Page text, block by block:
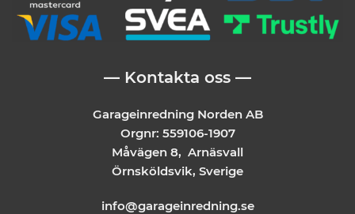
— Kontakta oss —
Garageinredning Norden AB
Orgnr: 559106-1907
Måvägen 8, Arnäsvall
Örnsköldsvik, Sverige
info@garageinredning.se